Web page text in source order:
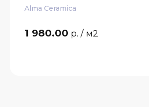
Alma Ceramica
1 980.00 р. / м2